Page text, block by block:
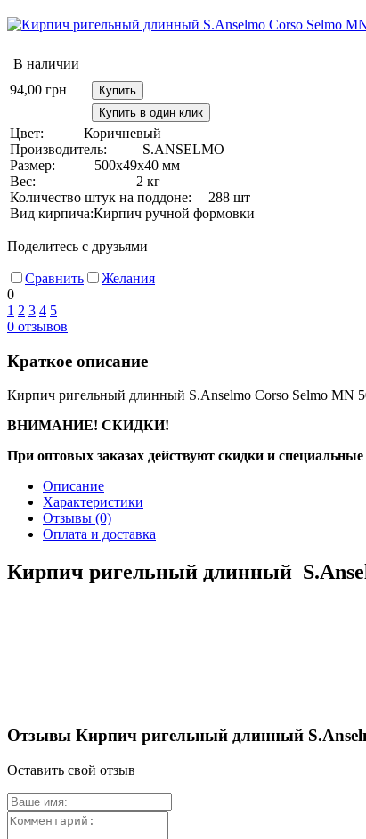
В наличии
94,00 грн
Купить
Купить в один клик
Цвет:
Коричневый
Производитель:
S.ANSELMO
Размер:
500х49х40 мм
Вес:
2 кг
Количество штук на поддоне:
288 шт
Вид кирпича:Кирпич ручной формовки
Поделитесь с друзьями
Сравнить
Желания
0
1 2 3 4 5
0 отзывов
Краткое описание
Кирпич ригельный длинный S.Anselmo Corso Selmo MN
ВНИМАНИЕ! СКИДКИ!
При оптовых заказах действуют скидки и
Описание
Характеристики
Отзывы (0)
Оплата и доставка
Кирпич ригельный длинный
Отзывы Кирпич ригельный длинный
Оставить свой отзыв